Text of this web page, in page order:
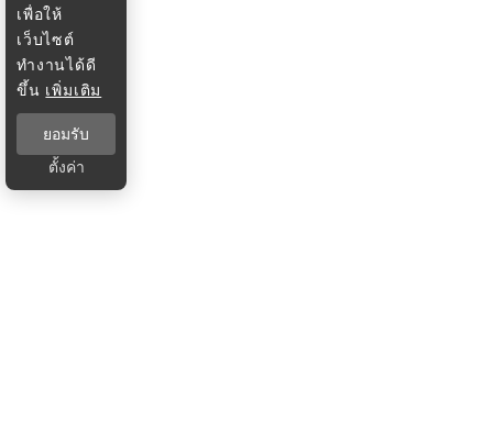
เพื่อให้
เว็บไซต์
ทำงานได้ดี
ขึ้น เพิ่มเติม
ยอมรับ
ตั้งค่า